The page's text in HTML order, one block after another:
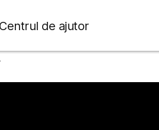
Centrul de ajutor
de pornire sau să căutați din nou.